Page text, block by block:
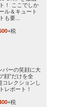
！ ここでしか
ル＆キュート
も要...
+税
バーの笑顔に大
顔”だけを全
コレクションし
レポート！
+税